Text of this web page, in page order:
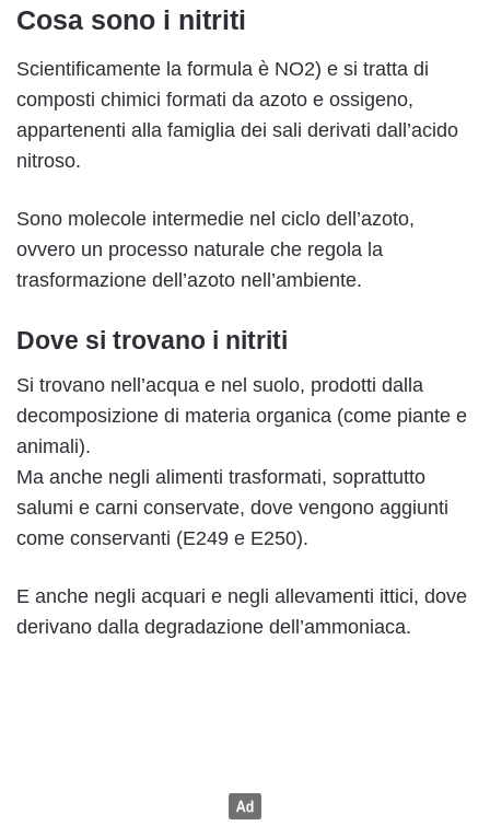
Cosa sono i nitriti
Scientificamente la formula è NO2) e si tratta di
composti chimici formati da azoto e ossigeno,
appartenenti alla famiglia dei sali derivati dall’acido
nitroso.
Sono molecole intermedie nel ciclo dell’azoto,
ovvero un processo naturale che regola la
trasformazione dell’azoto nell’ambiente.
Dove si trovano i nitriti
Si trovano nell’acqua e nel suolo, prodotti dalla
decomposizione di materia organica (come piante e
animali).
Ma anche negli alimenti trasformati, soprattutto
salumi e carni conservate, dove vengono aggiunti
come conservanti (E249 e E250).
E anche negli acquari e negli allevamenti ittici, dove
derivano dalla degradazione dell’ammoniaca.